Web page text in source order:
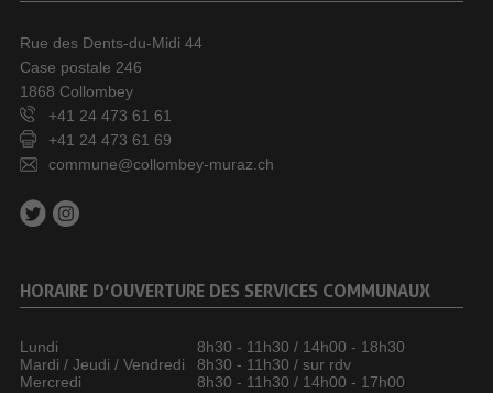
Rue des Dents-du-Midi 44
Case postale 246
1868 Collombey
+41 24 473 61 61
+41 24 473 61 69
commune@collombey-muraz.ch
HORAIRE D’OUVERTURE DES SERVICES COMMUNAUX
Lundi
8h30 - 11h30 / 14h00 - 18h30
Mardi / Jeudi / Vendredi
8h30 - 11h30 / sur rdv
Mercredi
8h30 - 11h30 / 14h00 - 17h00